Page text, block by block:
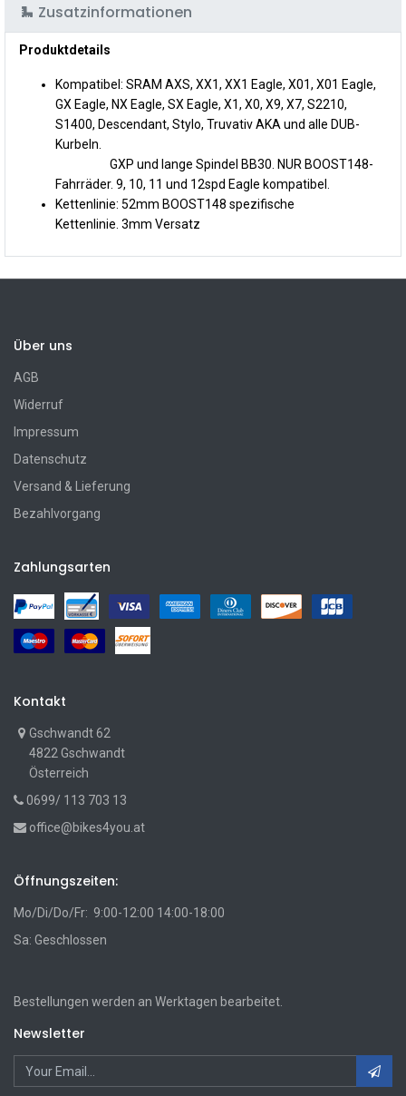
Zusatzinformationen
Produktdetails
Kompatibel: SRAM AXS, XX1, XX1 Eagle, X01, X01 Eagle,
GX Eagle, NX Eagle, SX Eagle, X1, X0, X9, X7, S2210,
S1400, Descendant, Stylo, Truvativ AKA und alle DUB-
Kurbeln.
GXP und lange Spindel BB30. NUR BOOST148-
Fahrräder. 9, 10, 11 und 12spd Eagle kompatibel.
Kettenlinie: 52mm BOOST148 spezifische
Kettenlinie. 3mm Versatz
Über uns
AGB
Widerruf
Impressum
Datenschutz
Versand & Lieferung
Bezahlvorgang
Zahlungsarten
Kontakt
Gschwandt 62
4822 Gschwandt
Österreich
0699/ 113 703 13
office@bikes4you.at
Öffnungszeiten:
Mo/Di/Do/Fr: 9:00-12:00 14:00-18:00
Sa: Geschlossen
Bestellungen werden an Werktagen bearbeitet.
Newsletter